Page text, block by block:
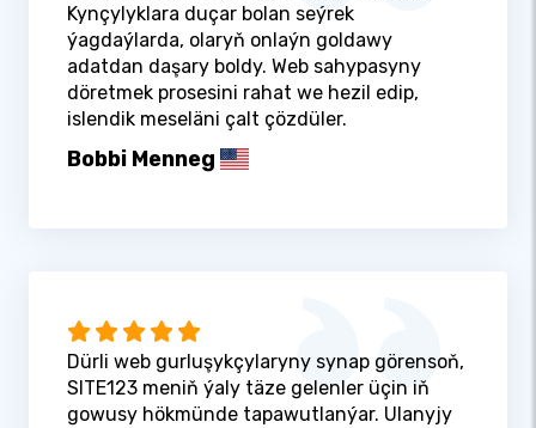
Kynçylyklara duçar bolan seýrek
ýagdaýlarda, olaryň onlaýn goldawy
adatdan daşary boldy. Web sahypasyny
döretmek prosesini rahat we hezil edip,
islendik meseläni çalt çözdüler.
Bobbi Menneg
Dürli web gurluşykçylaryny synap görensoň,
SITE123 meniň ýaly täze gelenler üçin iň
gowusy hökmünde tapawutlanýar. Ulanyjy